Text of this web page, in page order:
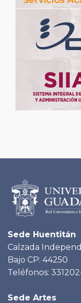
Sede Huentitán
Calzada
Bajo CP: 44250
Teléfonos:
Sede Artes